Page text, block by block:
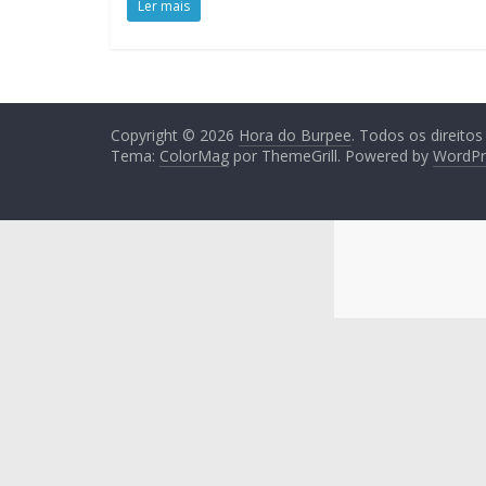
Ler mais
Copyright © 2026 Hora do Burpee. Todos os
Tema: ColorMag por ThemeGrill. Powered by